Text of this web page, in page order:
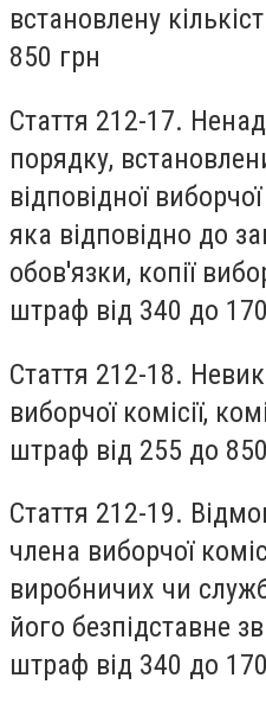
встановлену
850 грн
Стаття 212-17.
порядку,
відповідної
яка відповідно до
обов'язки, копії
штраф від 340 до
Стаття 212-18.
виборчої комісії,
штраф від 255 до
Стаття 212-19.
члена виборчої
виробничих чи
його безпідставне
штраф від 340 до